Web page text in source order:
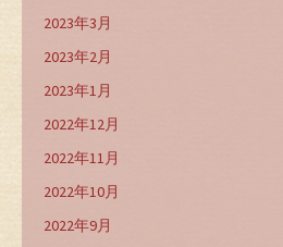
2023年3月
2023年2月
2023年1月
2022年12月
2022年11月
2022年10月
2022年9月